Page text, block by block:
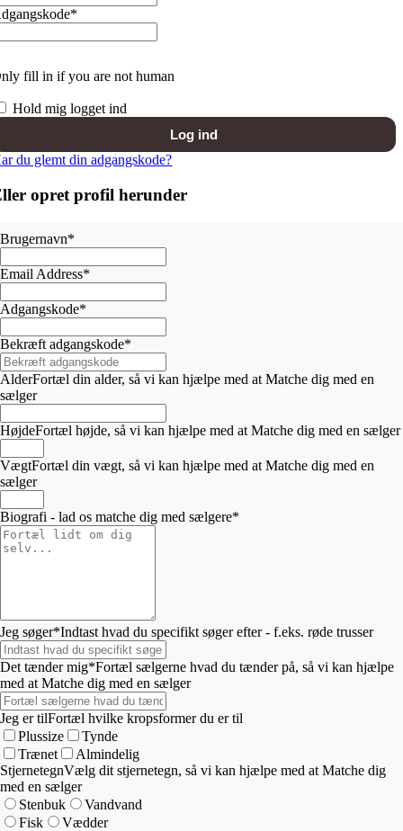
*
fill in if you are not human
Hold mig logget ind
du glemt din adgangskode?
opret profil herunder
Brugernavn*
Email Address*
Adgangskode*
Bekræft adgangskode*
AlderFortæl din alder, så vi kan hjælpe med at Matche dig med en
sælger
HøjdeFortæl højde, så vi kan hjælpe med at Matche dig med en sælger
VægtFortæl din vægt, så vi kan hjælpe med at Matche dig med en
sælger
Biografi - lad os matche dig med sælgere*
Jeg søger*Indtast hvad du specifikt søger efter - f.eks. røde trusser
Det tænder mig*Fortæl sælgerne hvad du tænder på, så vi kan hjælpe
med at Matche dig med en sælger
Jeg er tilFortæl hvilke kropsformer du er til
Plussize
Tynde
Trænet
Almindelig
StjernetegnVælg dit stjernetegn, så vi kan hjælpe med at Matche dig
med en sælger
Stenbuk
Vandvand
Fisk
Vædder